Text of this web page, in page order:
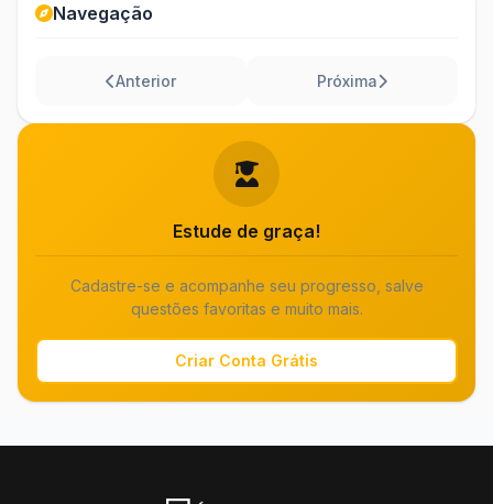
Navegação
Anterior Próxima
Estude de graça!
Cadastre-se e acompanhe seu progresso, salve
questões favoritas e muito mais.
Criar Conta Grátis